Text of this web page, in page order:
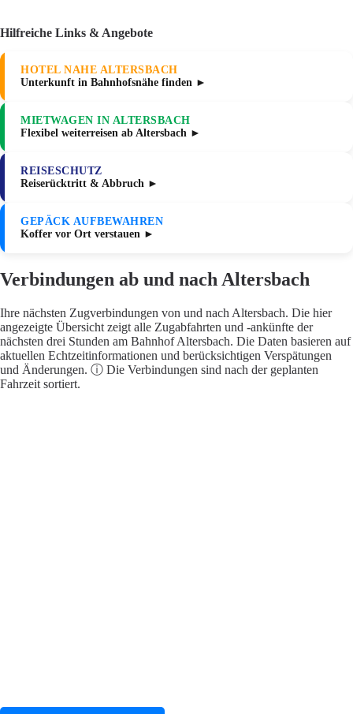
Hilfreiche Links & Angebote
HOTEL NAHE ALTERSBACH
Unterkunft in Bahnhofsnähe finden ►
MIETWAGEN IN ALTERSBACH
Flexibel weiterreisen ab Altersbach ►
REISESCHUTZ
Reiserücktritt & Abbruch ►
GEPÄCK AUFBEWAHREN
Koffer vor Ort verstauen ►
Verbindungen ab und nach Altersbach
Ihre nächsten Zugverbindungen von und nach Altersbach. Die hier
angezeigte Übersicht zeigt alle Zugabfahrten und -ankünfte der
nächsten drei Stunden am Bahnhof Altersbach. Die Daten basieren auf
aktuellen Echtzeitinformationen und berücksichtigen Verspätungen
und Änderungen. ⓘ Die Verbindungen sind nach der geplanten
Fahrzeit sortiert.